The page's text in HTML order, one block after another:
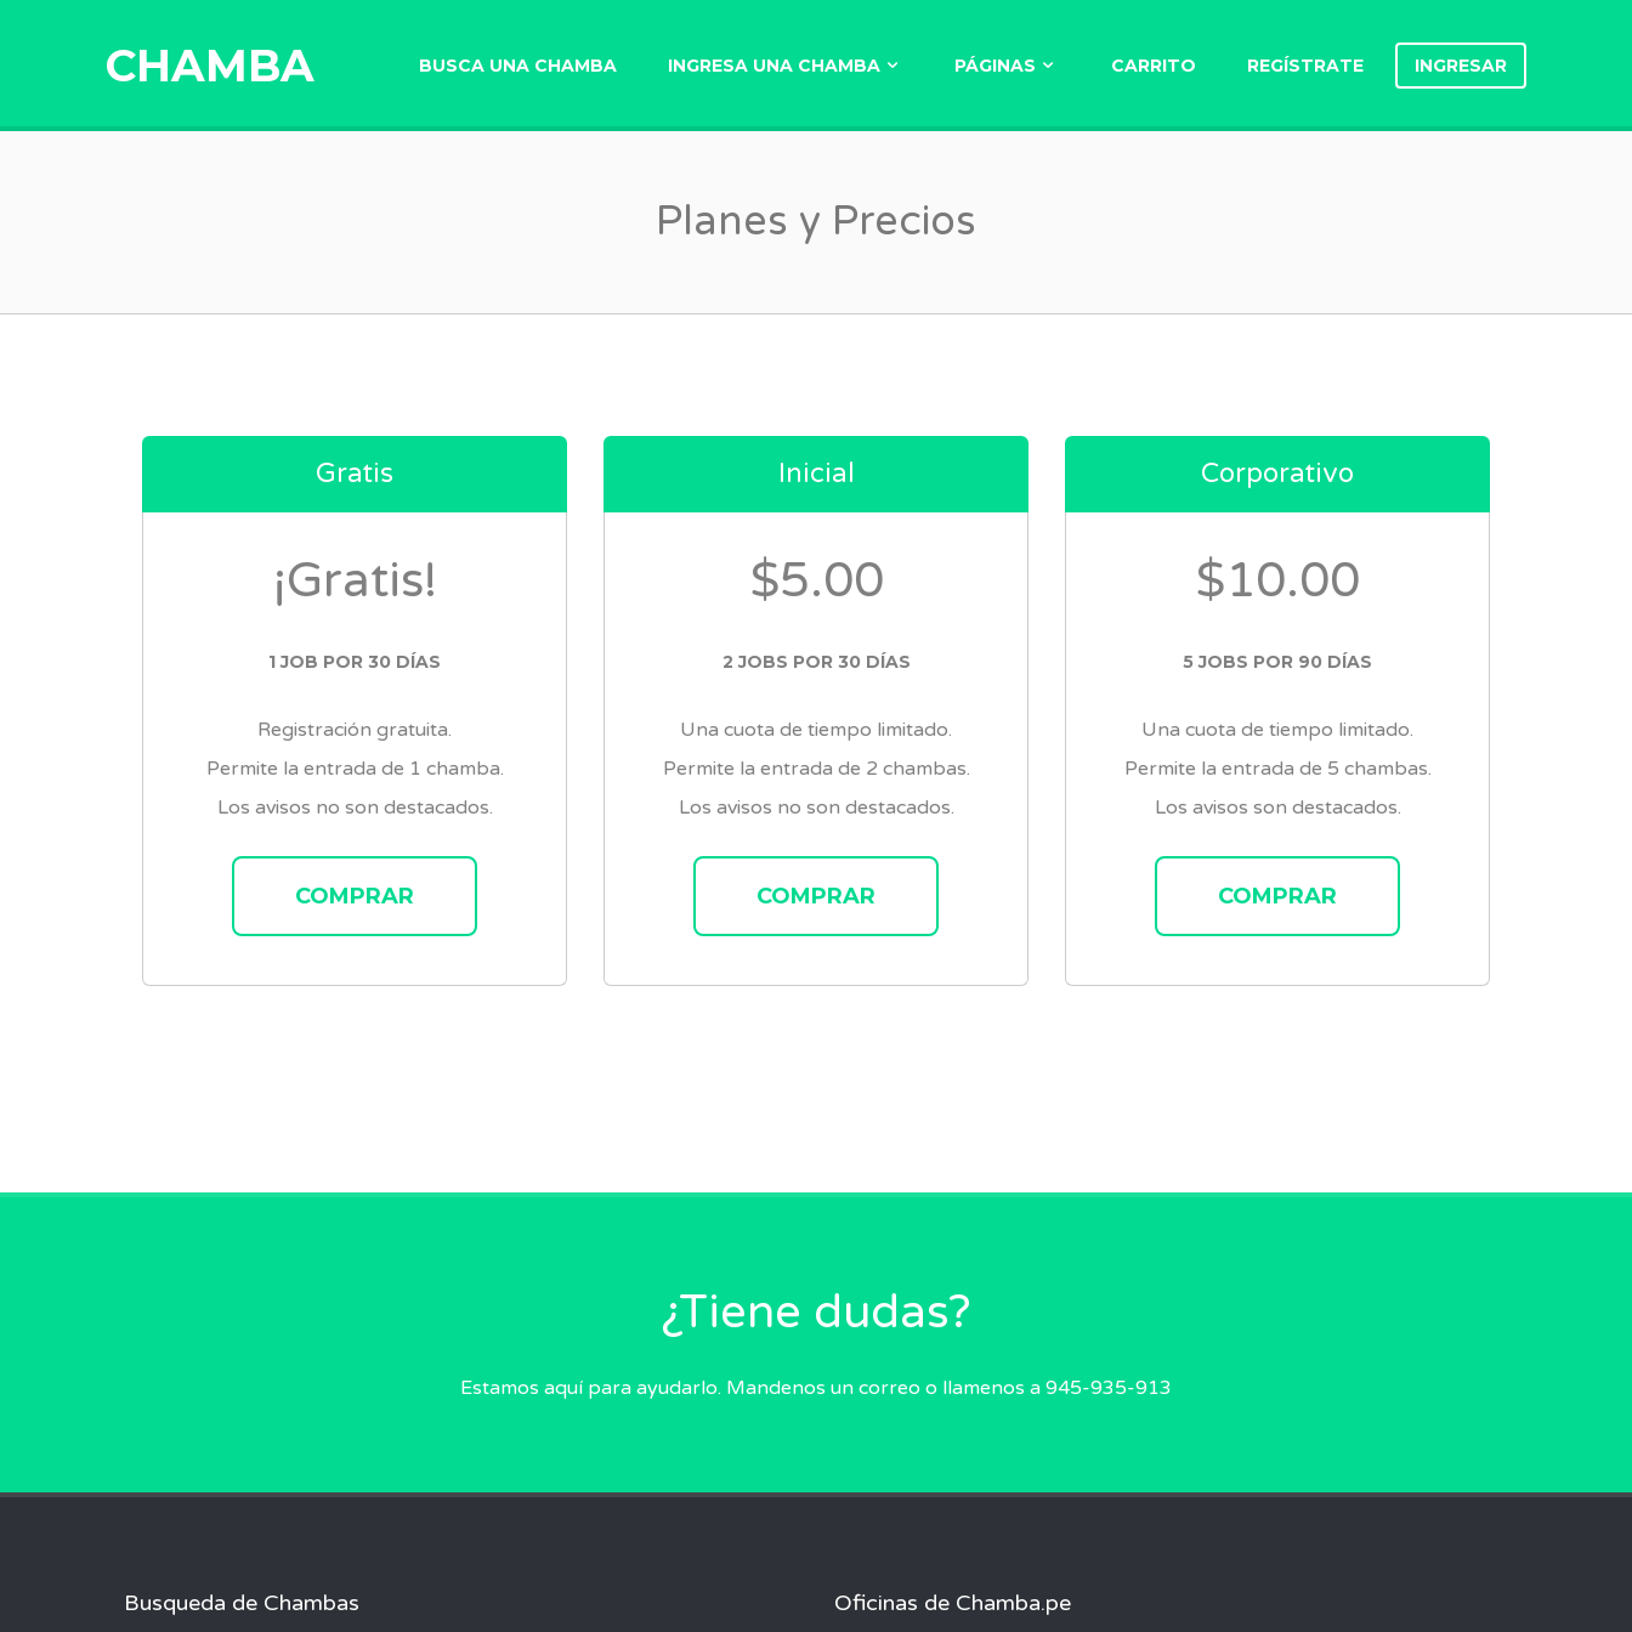
CHAMBA BUSCA UNA CHAMBA INGRESA UNA CHAMBA PÁGINAS CARRITO REGÍSTRATE INGRESAR
Planes y Precios
Gratis
¡Gratis!
1 JOB POR 30 DÍAS
Registración gratuita.
Permite la entrada de 1 chamba.
Los avisos no son destacados.
COMPRAR
Inicial
$5.00
2 JOBS POR 30 DÍAS
Una cuota de tiempo limitado.
Permite la entrada de 2 chambas.
Los avisos no son destacados.
COMPRAR
Corporativo
$10.00
5 JOBS POR 90 DÍAS
Una cuota de tiempo limitado.
Permite la entrada de 5 chambas.
Los avisos son destacados.
COMPRAR
¿Tiene dudas?
Estamos aquí para ayudarlo. Mandenos un correo o llamenos a 945-935-913
Busqueda de Chambas Oficinas de Chamba.pe